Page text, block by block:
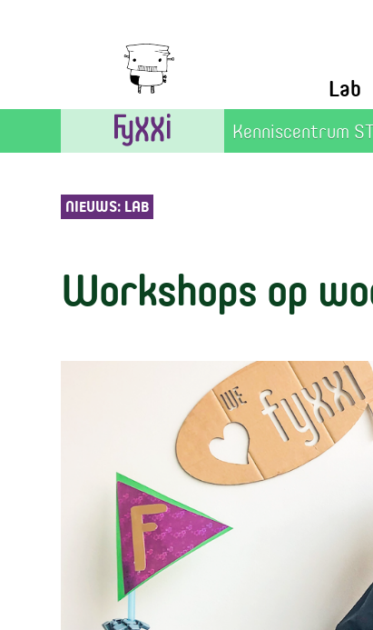
Lab
Kenniscentrum
NIEUWS: LAB
Workshops op